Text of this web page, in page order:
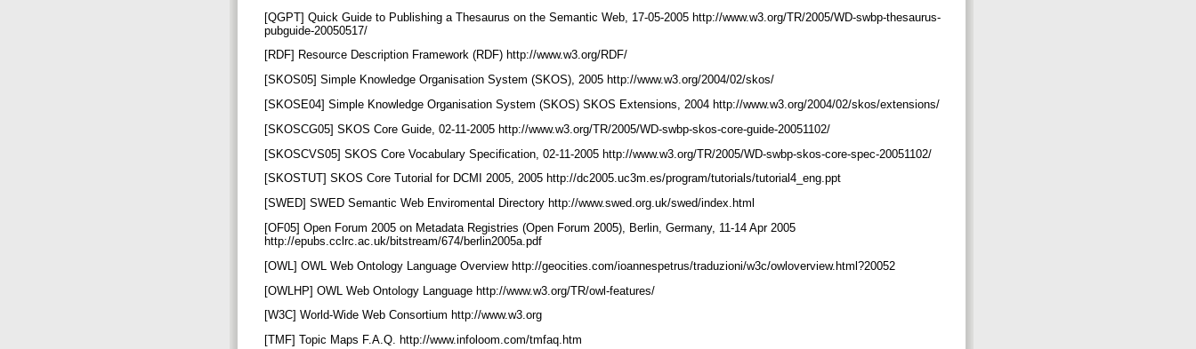
[QGPT] Quick Guide to Publishing a Thesaurus on the Semantic Web, 17-05-2005 http://www.w3.org/TR/2005/WD-swbp-thesaurus-
pubguide-20050517/
[RDF] Resource Description Framework (RDF) http://www.w3.org/RDF/
[SKOS05] Simple Knowledge Organisation System (SKOS), 2005 http://www.w3.org/2004/02/skos/
[SKOSE04] Simple Knowledge Organisation System (SKOS) SKOS Extensions, 2004 http://www.w3.org/2004/02/skos/extensions/
[SKOSCG05] SKOS Core Guide, 02-11-2005 http://www.w3.org/TR/2005/WD-swbp-skos-core-guide-20051102/
[SKOSCVS05] SKOS Core Vocabulary Specification, 02-11-2005 http://www.w3.org/TR/2005/WD-swbp-skos-core-spec-20051102/
[SKOSTUT] SKOS Core Tutorial for DCMI 2005, 2005 http://dc2005.uc3m.es/program/tutorials/tutorial4_eng.ppt
[SWED] SWED Semantic Web Enviromental Directory http://www.swed.org.uk/swed/index.html
[OF05] Open Forum 2005 on Metadata Registries (Open Forum 2005), Berlin, Germany, 11-14 Apr 2005
http://epubs.cclrc.ac.uk/bitstream/674/berlin2005a.pdf
[OWL] OWL Web Ontology Language Overview http://geocities.com/ioannespetrus/traduzioni/w3c/owloverview.html?20052
[OWLHP] OWL Web Ontology Language http://www.w3.org/TR/owl-features/
[W3C] World-Wide Web Consortium http://www.w3.org
[TMF] Topic Maps F.A.Q. http://www.infoloom.com/tmfaq.htm